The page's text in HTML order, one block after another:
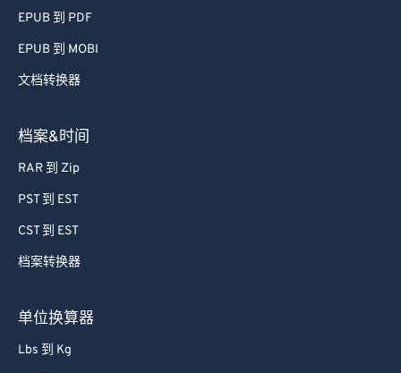
EPUB 到 PDF
EPUB 到 MOBI
文档转换器
档案&时间
RAR 到 Zip
PST 到 EST
CST 到 EST
档案转换器
单位换算器
Lbs 到 Kg